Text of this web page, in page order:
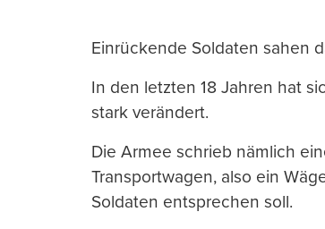
Einrückende Soldaten sahen
In den letzten 18 Jahren hat
stark verändert.
Die Armee schrieb nämlich
Transportwagen, also ein
Soldaten entsprechen soll.